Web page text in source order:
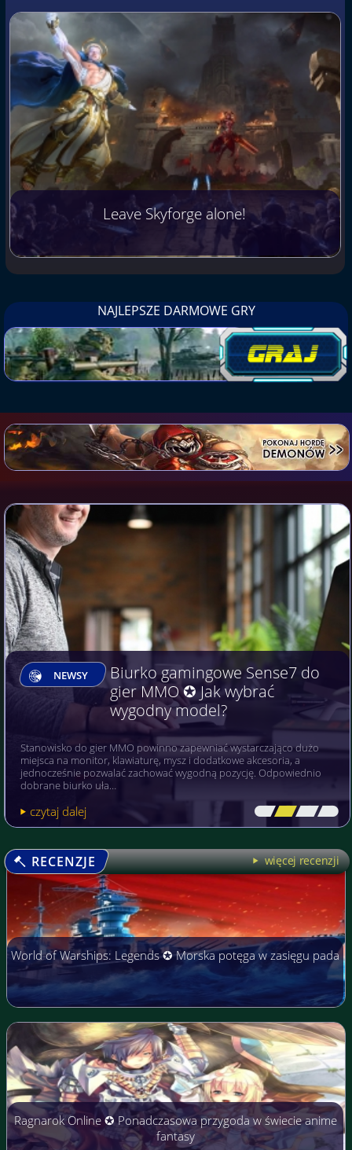
Leave Skyforge alone!
NAJLEPSZE DARMOWE GRY
NEWSY
Czy dobra karta graficzna musi
być droga? ✪ Jak wybrać
opłacalny model?
Dobra karta graficzna nie musi należeć do najdroższych modeli –
powinna przede wszystkim odpowiadać rozdzielczości monitora,
wymaganiom gier lub programów oraz możliwościom pozostałych
po…
czytaj dalej [\ \\ \\ \]
RECENZJE więcej recenzji
World of Warships: Legends ✪ Morska potęga w zasięgu pada
Ragnarok Online ✪ Ponadczasowa przygoda w świecie anime
fantasy